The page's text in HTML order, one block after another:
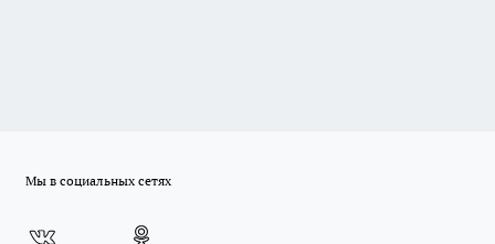
Мы в социальных сетях